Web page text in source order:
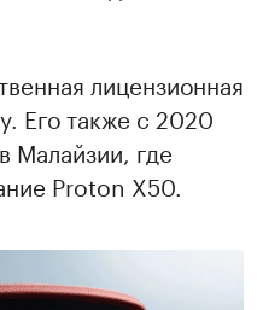
лицензионная
Его также с 2020
в Малайзии, где
Proton X50.